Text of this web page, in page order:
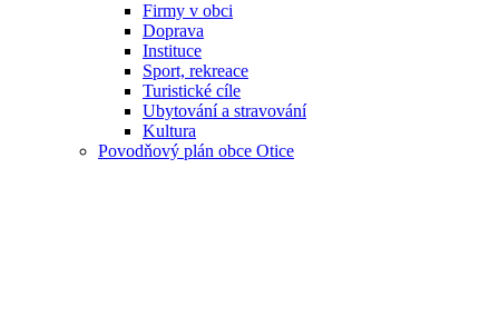
Firmy v obci
Doprava
Instituce
Sport, rekreace
Turistické cíle
Ubytování a stravování
Kultura
Povodňový plán obce Otice